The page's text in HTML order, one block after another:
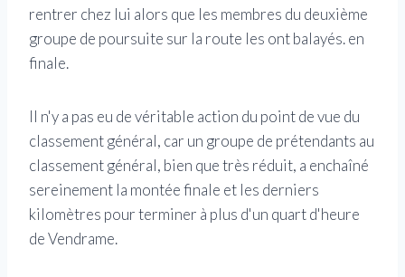
rentrer chez lui alors que les membres du deuxième
groupe de poursuite sur la route les ont balayés. en
finale.
Il n'y a pas eu de véritable action du point de vue du
classement général, car un groupe de prétendants au
classement général, bien que très réduit, a enchaîné
sereinement la montée finale et les derniers
kilomètres pour terminer à plus d'un quart d'heure
de Vendrame.